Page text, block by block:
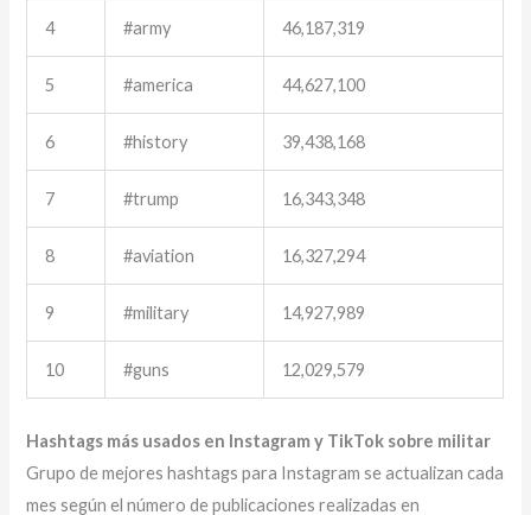
4 #army 46,187,319
5 #america 44,627,100
6 #history 39,438,168
7 #trump 16,343,348
8 #aviation 16,327,294
9 #military 14,927,989
10 #guns 12,029,579
Hashtags más usados en Instagram y TikTok sobre militar
Grupo de mejores hashtags para Instagram se actualizan cada
mes según el número de publicaciones realizadas en